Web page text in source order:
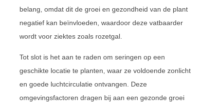
belang, omdat dit de groei en gezondheid van de plant
negatief kan beïnvloeden, waardoor deze vatbaarder
wordt voor ziektes zoals rozetgal.
Tot slot is het aan te raden om seringen op een
geschikte locatie te planten, waar ze voldoende zonlicht
en goede luchtcirculatie ontvangen. Deze
omgevingsfactoren dragen bij aan een gezonde groei